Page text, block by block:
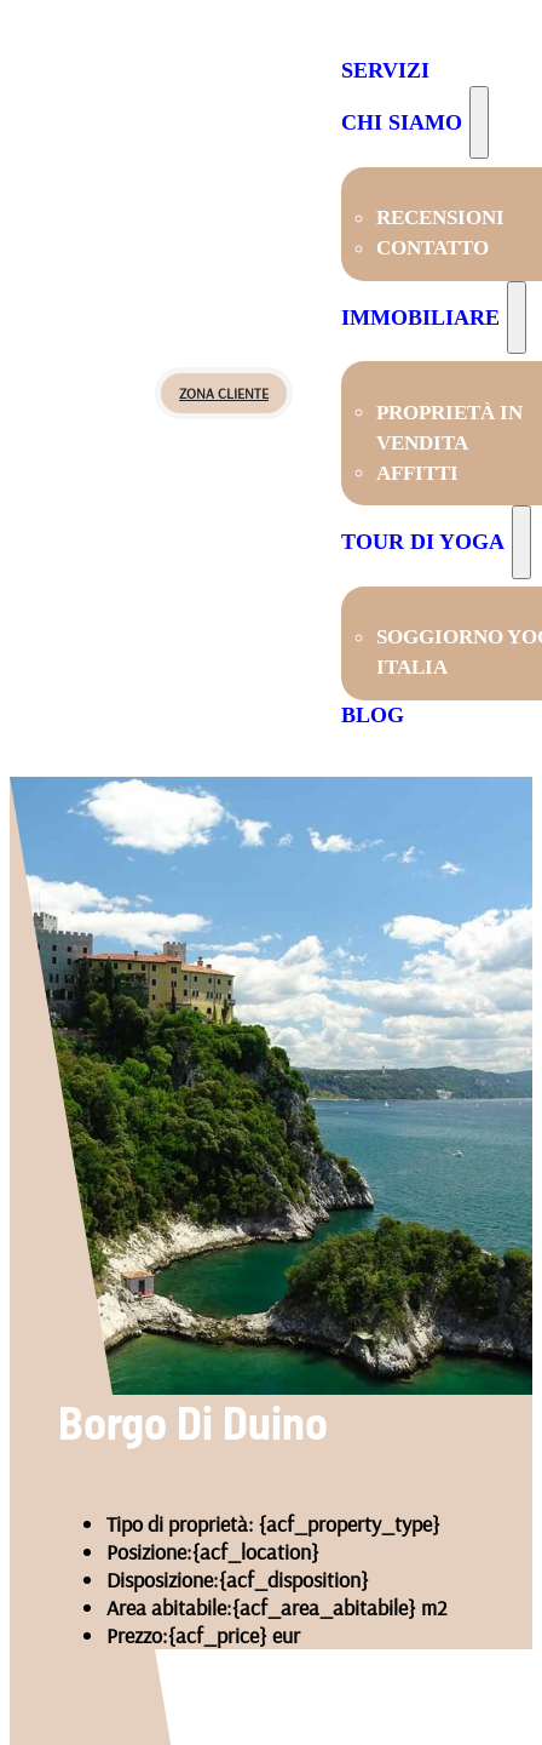
ZONA CLIENTE
SERVIZI
CHI SIAMO
RECENSIONI
CONTATTO
IMMOBILIARE
PROPRIETÀ IN
VENDITA
AFFITTI
TOUR DI YOGA
SOGGIORNO
ITALIA
BLOG
Borgo Di Duino
Tipo di proprietà: {acf_property_type}
Posizione:{acf_location}
Disposizione:{acf_disposition}
Area abitabile:{acf_area_abitabile} m2
Prezzo:{acf_price} eur